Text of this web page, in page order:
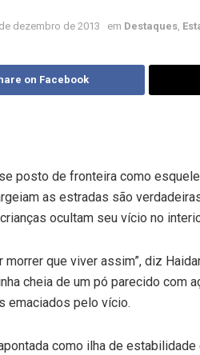
dezembro de 2013 em Destaques
on Facebook
posto de fronteira como
as estradas são
ocultam seu vício no
que viver assim”, diz
cheia de um pó parecido com
emaciados pelo vício.
como ilha de